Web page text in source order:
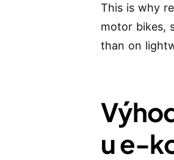
This is why
motor bikes,
than on
u e-